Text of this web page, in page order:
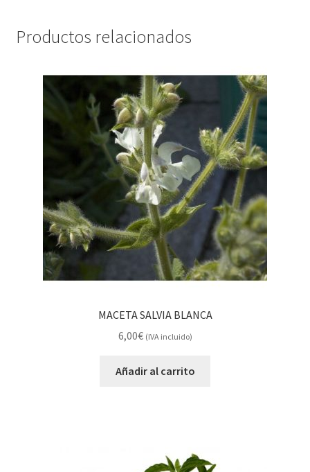
Productos relacionados
MACETA SALVIA BLANCA
6,00€ (IVA incluido)
Añadir al carrito